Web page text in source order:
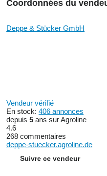
Coordonnées du
Deppe & Stücker GmbH
Vendeur vérifié
En stock: 406 annonces
depuis 5 ans sur Agroline
4.6
268 commentaires
deppe-stuecker.agroline.de
Suivre ce vendeur